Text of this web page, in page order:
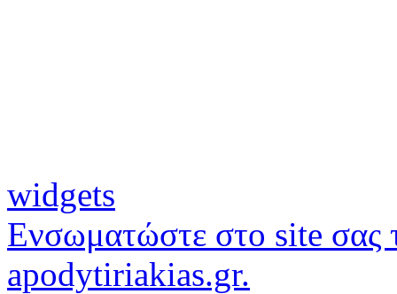
widgets
Ενσωματώστε στο site σας
apodytiriakias.gr.